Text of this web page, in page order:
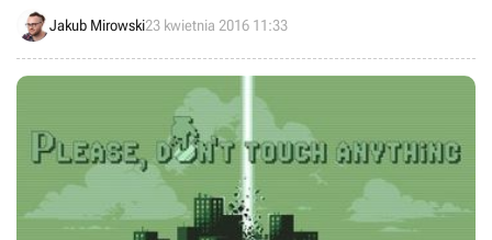
grze Doom na PC było wyłącznie problemem zakończonych
niedawno otwartych beta-testów.
Jakub Mirowski23 kwietnia 2016 11:33